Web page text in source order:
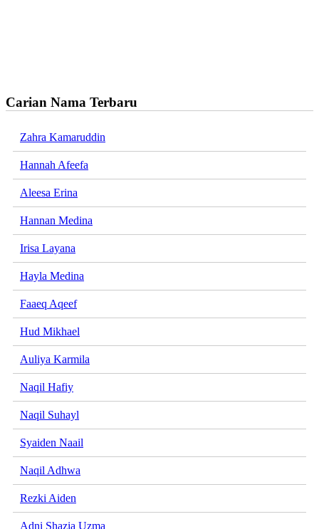
Carian Nama Terbaru
Zahra Kamaruddin
Hannah Afeefa
Aleesa Erina
Hannan Medina
Irisa Layana
Hayla Medina
Faaeq Aqeef
Hud Mikhael
Auliya Karmila
Naqil Hafiy
Naqil Suhayl
Syaiden Naail
Naqil Adhwa
Rezki Aiden
Adni Shazia Uzma